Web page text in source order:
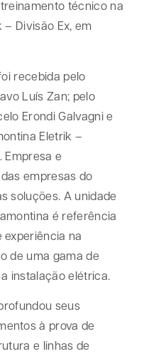
técnico na
Divisão Ex, em
recebida pelo
Luís Zan; pelo
Erondi Galvagni e
Eletrik –
Empresa e
empresas do
soluções. A unidade
é referência
experiência na
de uma gama de
instalação elétrica.
seus
à prova de
e linhas de